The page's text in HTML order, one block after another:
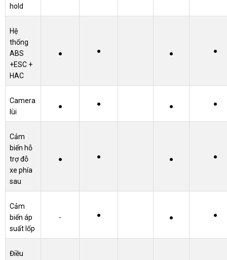
hold
Hệ
thống
ABS
+ESC +
HAC
● ● ● ●
Camera
lùi
● ● ● ●
Cảm
biến hỗ
trợ đỗ
xe phía
sau
● ● ● ●
Cảm
biến áp
suất lốp
- ● ● ●
Điều